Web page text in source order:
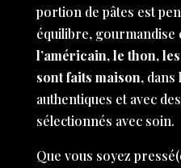
portion de pâtes est
équilibre, gourmandise
l’américain, le thon,
sont faits maison, dans
authentiques et avec
sélectionnés avec soin.
Que vous soyez